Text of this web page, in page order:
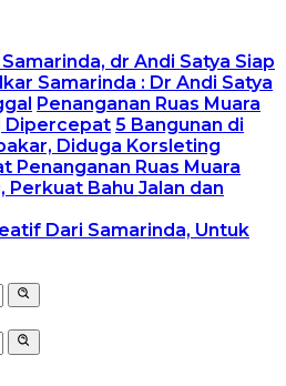
dr Andi Satya Siap
Samarinda : Dr Andi Satya
Penanganan Ruas Muara
Dipercepat 5 Bangunan di
Diduga Korsleting
Penanganan Ruas Muara
Perkuat Bahu Jalan dan